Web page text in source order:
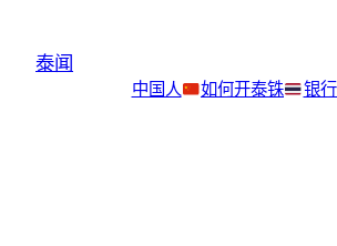
泰闻
中国人 如何开泰铢 银